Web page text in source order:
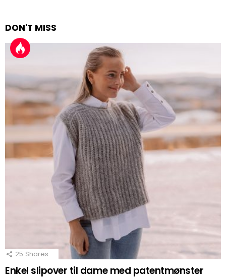
DON'T MISS
25 Shares
Enkel slipover til dame med patentmønster